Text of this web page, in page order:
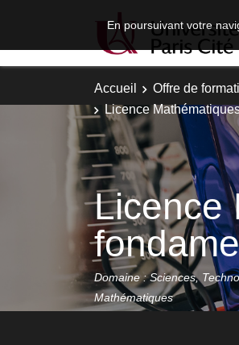
En poursuivant votre
Accueil Offre de
Licence
Licence
Domaine : Sciences,
Mathématiques